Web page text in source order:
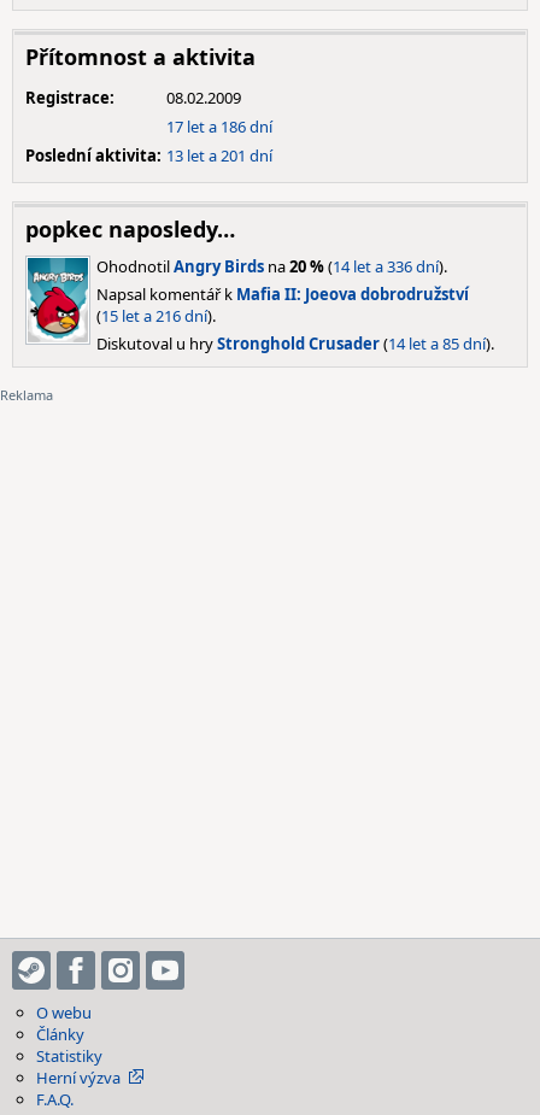
Přítomnost a aktivita
Registrace:
08.02.2009
17 let a 186 dní
Poslední aktivita: 13 let a 201 dní
popkec naposledy…
OhodnotilAngry Birds na20 %(14 let a 336 dní).
Napsal komentář k Mafia II: Joeova dobrodružství
(15 let a 216 dní).
Diskutoval u hryStronghold Crusader(14 let a 85 dní).
O webu
Články
Statistiky
Herní výzva
F.A.Q.